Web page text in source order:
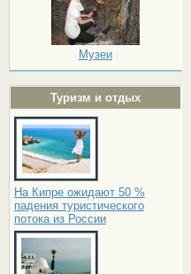
Музеи
Туризм и отдых
На Кипре ожидают 50 %
падения туристического
потока из России